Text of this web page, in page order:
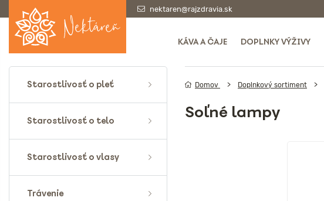
nektaren@rajzdravia.sk
KÁVA A ČAJE DOPLNKY VÝŽIVY
Starostlivosť o pleť
Starostlivosť o telo
Starostlivosť o vlasy
Trávenie
Domov Doplnkový sortiment
Soľné lampy